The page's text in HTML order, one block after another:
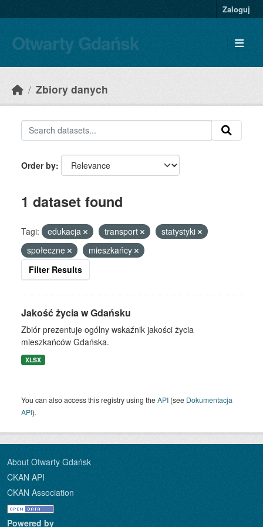
Zaloguj
Otwarty Gdańsk
Zbiory danych
Order by
1 dataset found
Tagi: edukacja transport
statystyki
społeczne
mieszkańcy
Filter Results
Jakość życia w Gdańsku
Zbiór prezentuje ogólny wskaźnik jakości życia
mieszkańców Gdańska.
XLSX
You can also access this registry using theAPI (see Dokumentacja
API).
About Otwarty Gdańsk
CKAN API
CKAN Association
Powered by